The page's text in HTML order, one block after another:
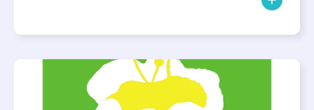
BIBLIOTHÈQUES ÉVÉNEMENTS , LECTURE INDIVIDUALISÉE
LITTÉRATURE JEUNESSE